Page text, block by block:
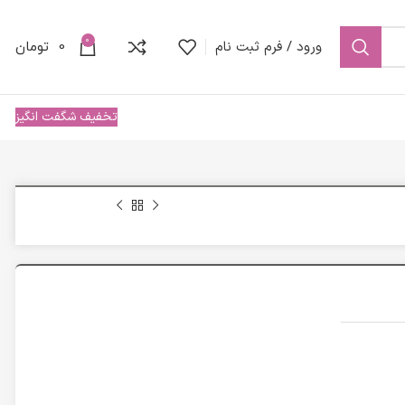
ورود / فرم ثبت نام 0
0 تومان
تخفیف شگفت انگیز